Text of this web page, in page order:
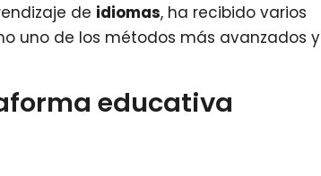
de idiomas, ha recibido varios
uno de los métodos más avanzados y
educativa